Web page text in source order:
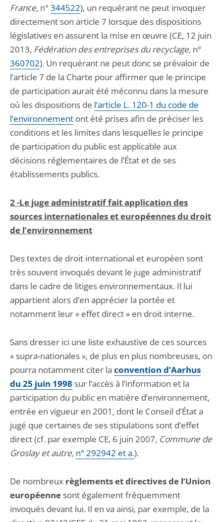
France, n°344522), un requérant ne peut invoquer
directement son article 7 lorsque des dispositions
législatives en assurent la mise en œuvre (CE, 12 juin
2013, Fédération des entreprises du recyclage, n°
360702). Un requérant ne peut donc se prévaloir de
l’article 7 de la Charte pour affirmer que le principe
de participation aurait été méconnu dans la mesure
où les dispositions de l’article L. 120-1 du code de
l’environnement ont été prises afin de préciser les
conditions et les limites dans lesquelles le principe
de participation du public est applicable aux
décisions réglementaires de l’État et de ses
établissements publics.
2 -Le juge administratif fait application des
sources internationales et européennes du droit
de l’environnement
Des textes de droit international et européen sont
très souvent invoqués devant le juge administratif
dans le cadre de litiges environnementaux. Il lui
appartient alors d’en apprécier la portée et
notamment leur « effet direct » en droit interne.
Sans dresser ici une liste exhaustive de ces sources
« supra-nationales », de plus en plus nombreuses, on
pourra notamment citer la convention d’Aarhus
du 25 juin 1998 sur l’accès à l’information et la
participation du public en matière d’environnement,
entrée en vigueur en 2001, dont le Conseil d’État a
jugé que certaines de ses stipulations sont d’effet
direct (cf. par exemple CE, 6 juin 2007, Commune de
Groslay et autre, n° 292942 et a.).
De nombreux règlements et directives de l’Union
européenne sont également fréquemment
invoqués devant lui. Il en va ainsi, par exemple, de la